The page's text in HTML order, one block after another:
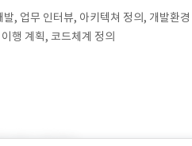
, 업무 인터뷰, 아키텍쳐 정의, 개발환
행 계획, 코드체계 정의